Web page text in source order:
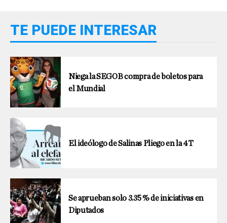
TE PUEDE INTERESAR
Niega la SEGOB compra de boletos para
el Mundial
El ideólogo de Salinas Pliego en la 4T
Se aprueban solo 3.35 % de iniciativas en
Diputados